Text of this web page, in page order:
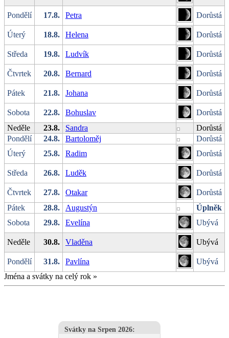
Pondělí 17.8. Petra Dorůstá
Úterý 18.8. Helena Dorůstá
Středa 19.8. Ludvík Dorůstá
Čtvrtek 20.8. Bernard Dorůstá
Pátek 21.8. Johana Dorůstá
Sobota 22.8. Bohuslav
Dorůstá
Neděle
23.8. Sandra
Dorůstá
Pondělí
24.8. Bartoloměj
Dorůstá
Úterý
25.8. Radim Dorůstá
Středa 26.8. Luděk Dorůstá
Čtvrtek 27.8. Otakar
Dorůstá
Pátek
28.8. Augustýn
Úplněk
Sobota
29.8. Evelína Ubývá
Neděle 30.8. Vladěna Ubývá
Pondělí 31.8. Pavlína
Ubývá
Jména a svátky na celý rok »
Svátky na Srpen 2026: